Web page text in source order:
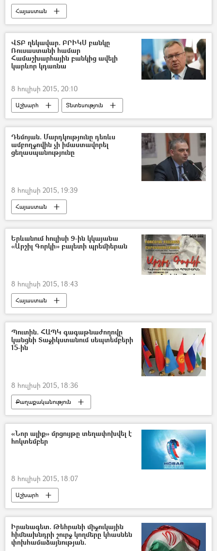
Հայաստան
ՎՏԲ ղեկավար. ԲՐԻԿՍ բանկը
Ռուսաստանի համար
Համաշխարհային բանկից ավելի
կարևոր կդառնա
8 հուլիսի 2015, 20:10
Աշխարհ Տնտեսություն
Դեմոյան. Մարդկությունը դեռևս
ամբողջովին չի իմաստավորել
ցեղասպանությունը
8 հուլիսի 2015, 19:39
Հայաստան
Երևանում հուլիսի 9-ին կկայանա
«Արշիլ Գորկի» բալետի պրեմիերան
8 հուլիսի 2015, 18:43
Հայաստան
Պուտին. ՀԱՊԿ գագաթնաժողովը
կանցնի Տաջիկստանում սեպտեմբերի
15-ին
8 հուլիսի 2015, 18:36
Քաղաքականություն
«Նոր ալիք» մրցույթը տեղափոխվել է
հոկտեմբեր
8 հուլիսի 2015, 18:07
Աշխարհ
Իրանագետ. Թեհրանի միջուկային
հիմնախնդրի շուրջ կողմերը կհասնեն
փոխհամաձայնության.